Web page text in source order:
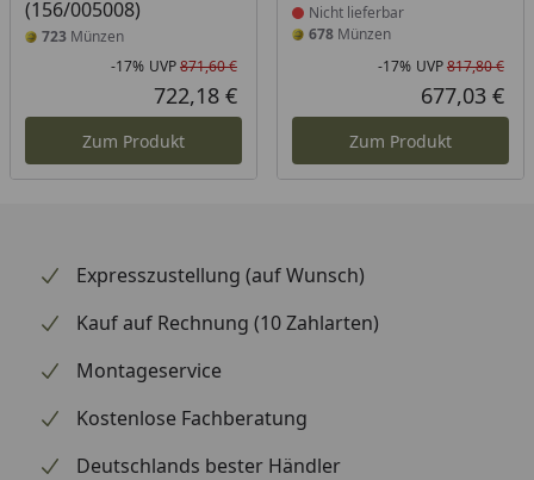
(156/005008)
723 Münzen
Rabatt in Prozent
-17%
Ursprünglicher Preis
UVP871,60 €
Aktueller Preis
722,18 €
Zum Produkt
Nicht lieferbar
678Münzen
-17% UVP817,80 €
677,03 €
Zum Produkt
Expresszustellung (auf Wunsch)
Kauf auf Rechnung (10 Zahlarten)
Montageservice
Kostenlose Fachberatung
Deutschlands bester Händler